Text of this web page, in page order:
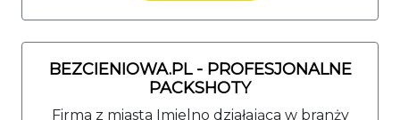
BEZCIENIOWA.PL - PROFESJONALNE
PACKSHOTY
Firma z miasta Imielno działająca w branży